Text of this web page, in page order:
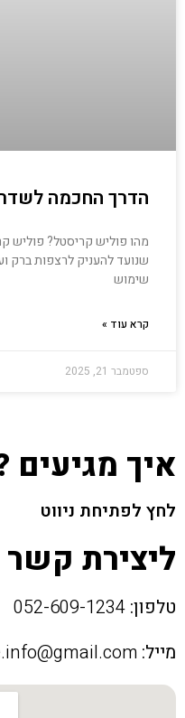
הדרך החכמה
מהו פוליש קריסטל? פוליש
שנועד להעניק לרצפות ברק
שימוש
קרא עוד »
ספטמבר 21, 2025
איך מגיעים
לחץ לפתיחת ניווט
ליצירת קשר
טלפון:
מייל: